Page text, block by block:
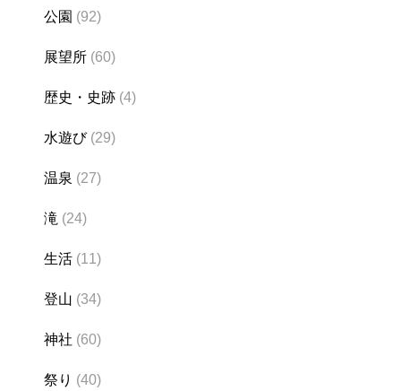
公園 (92)
展望所 (60)
歴史・史跡 (4)
水遊び(29)
温泉 (27)
滝 (24)
生活 (11)
登山 (34)
神社 (60)
祭り (40)